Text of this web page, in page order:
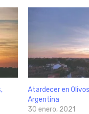
Atardecer en
Argentina
30 enero, 2021